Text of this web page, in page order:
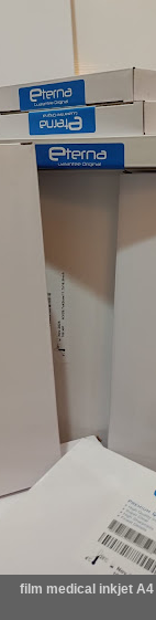
film medical inkjet